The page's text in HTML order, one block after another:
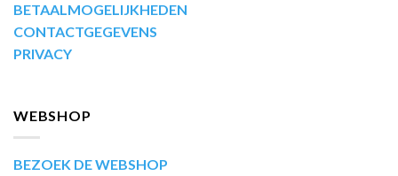
BETAALMOGELIJKHEDEN
CONTACTGEGEVENS
PRIVACY
WEBSHOP
BEZOEK DE WEBSHOP